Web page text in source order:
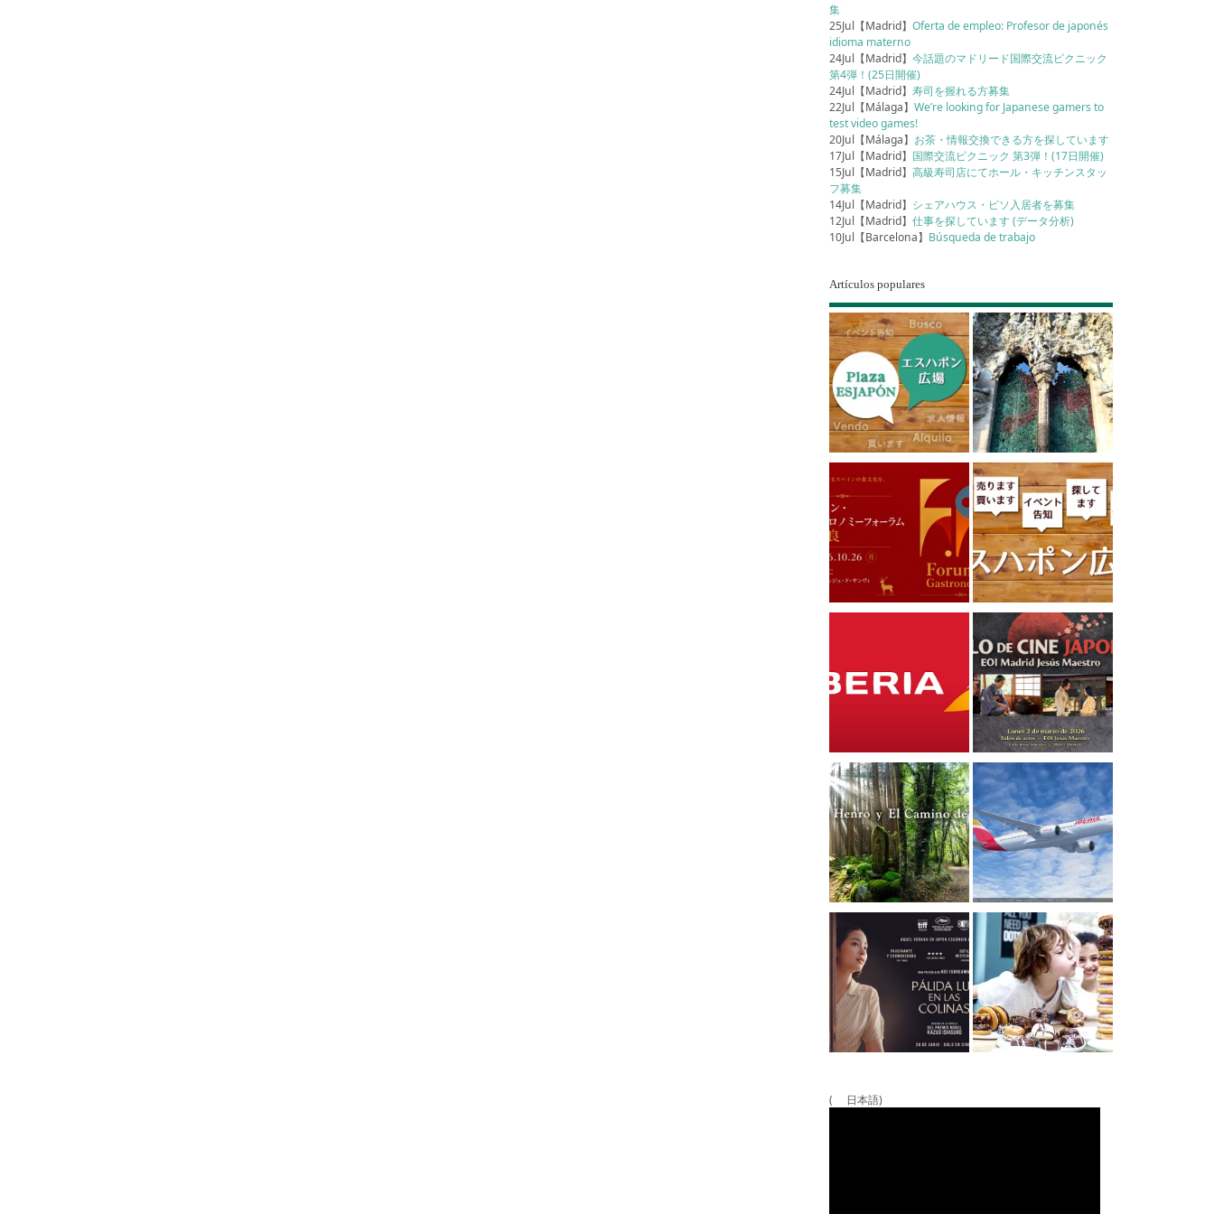
集
25Jul【Madrid】Oferta de empleo: Profesor de japonés
idioma materno
24Jul【Madrid】今話題のマドリード国際交流ピクニック
第4弾！(25日開催)
24Jul【Madrid】寿司を握れる方募集
22Jul【Málaga】We’re looking for Japanese gamers to
test video games!
20Jul【Málaga】 お茶・情報交換できる方を探しています
17Jul【Madrid】 国際交流ピクニック 第3弾！(17日開催)
15Jul【Madrid】高級寿司店にてホール・キッチンスタッ
フ募集
14Jul【Madrid】 シェアハウス・ピソ入居者を募集
12Jul【Madrid】仕事を探しています (データ分析)
10Jul【Barcelona】 Búsqueda de trabajo
Artículos populares
( 日本語)